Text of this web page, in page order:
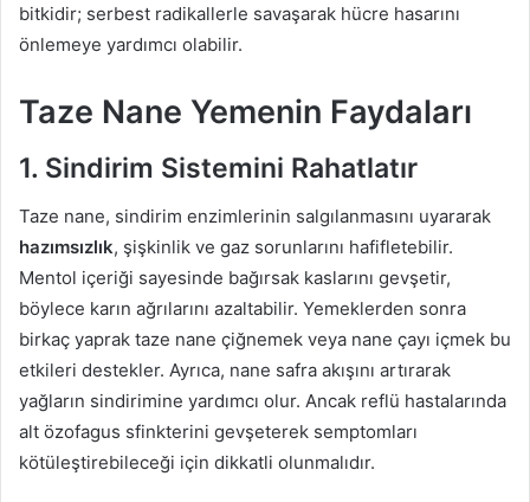
bitkidir; serbest radikallerle savaşarak hücre hasarını
önlemeye yardımcı olabilir.
Taze Nane Yemenin Faydaları
1. Sindirim Sistemini Rahatlatır
Taze nane, sindirim enzimlerinin salgılanmasını uyararak
hazımsızlık, şişkinlik ve gaz sorunlarını hafifletebilir.
Mentol içeriği sayesinde bağırsak kaslarını gevşetir,
böylece karın ağrılarını azaltabilir. Yemeklerden sonra
birkaç yaprak taze nane çiğnemek veya nane çayı içmek bu
etkileri destekler. Ayrıca, nane safra akışını artırarak
yağların sindirimine yardımcı olur. Ancak reflü hastalarında
alt özofagus sfinkterini gevşeterek semptomları
kötüleştirebileceği için dikkatli olunmalıdır.